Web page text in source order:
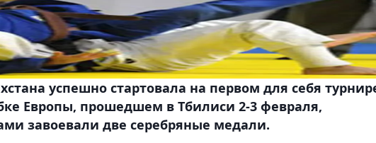
успешно стартовала на первом для себя
Европы, прошедшем в Тбилиси 2-3 февраля,
завоевали две серебряные медали.